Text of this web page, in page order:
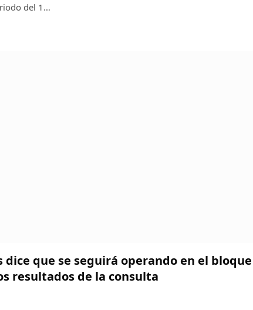
del 1…
dice que se seguirá operando en el bloque
resultados de la consulta